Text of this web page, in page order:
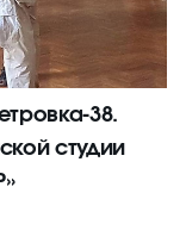
38.
студии